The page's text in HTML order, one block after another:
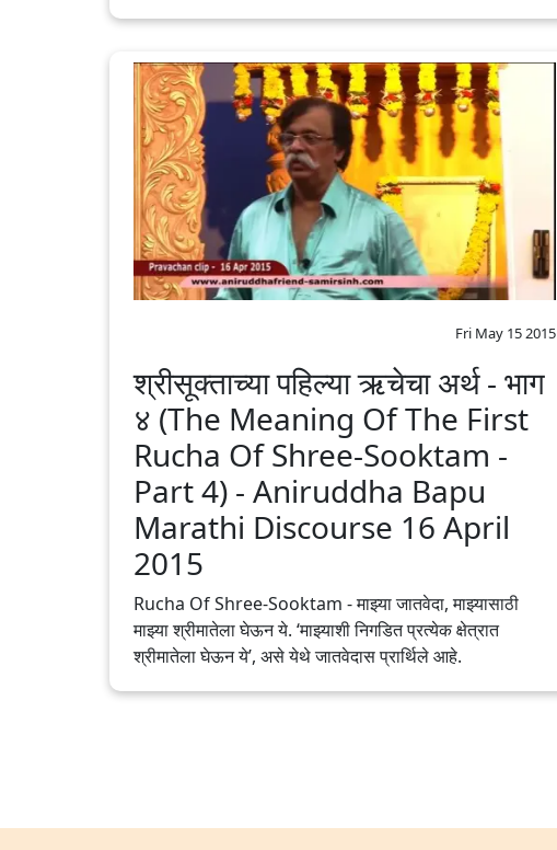
Fri May 15 2015
श्रीसूक्ताच्या पहिल्या ऋचेचा अर्थ - भाग
४ (The Meaning Of The First
Rucha Of Shree-Sooktam -
Part 4) - Aniruddha Bapu‬
‪Marathi‬ Discourse 16 April
2015
Rucha Of Shree-Sooktam - माझ्या जातवेदा, माझ्यासाठी
माझ्या श्रीमातेला घेऊन ये. ‘माझ्याशी निगडित प्रत्येक क्षेत्रात
श्रीमातेला घेऊन ये’, असे येथे जातवेदास प्रार्थिले आहे.